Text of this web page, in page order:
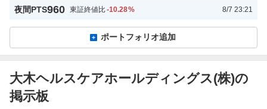
夜間PTS960 東証終値比-10.28% 8/7 23:21
ポートフォリオ追加
大木ヘルスケアホールディングス(株)の
掲示板